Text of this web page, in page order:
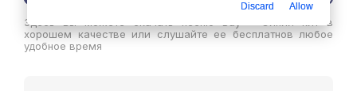
Здесь вы можете скачать песню Бау - Синий кит в
хорошем качестве или слушайте ее бесплатнов любое
удобное время
Discard Allow